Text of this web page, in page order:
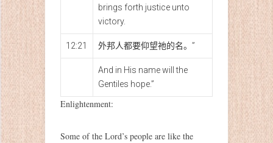
brings forth justice unto
victory.
12:21 外邦人都要仰望祂的名。”
And in His name will the
Gentiles hope.”
Enlightenment:
Some of the Lord’s people are like the